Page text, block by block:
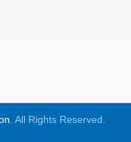
. All Rights Reserved.